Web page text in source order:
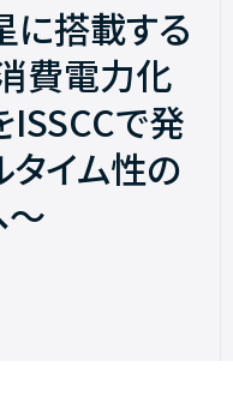
搭載する
費電力化
で発
イム性の